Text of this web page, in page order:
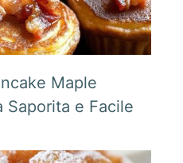
Maple
Saporita e Facile